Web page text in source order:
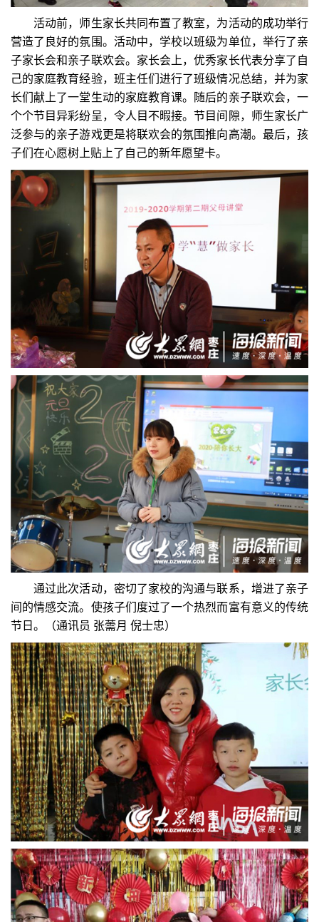
活动前，师生家长共同布置了教室，为活动的成功举行
营造了良好的氛围。活动中，学校以班级为单位，举行了亲
子家长会和亲子联欢会。家长会上，优秀家长代表分享了自
己的家庭教育经验，班主任们进行了班级情况总结，并为家
长们献上了一堂生动的家庭教育课。随后的亲子联欢会，一
个个节目异彩纷呈，令人目不暇接。节目间隙，师生家长广
泛参与的亲子游戏更是将联欢会的氛围推向高潮。最后，孩
子们在心愿树上贴上了自己的新年愿望卡。
通过此次活动，密切了家校的沟通与联系，增进了亲子
间的情感交流。使孩子们度过了一个热烈而富有意义的传统
节日。（通讯员 张薷月 倪士忠）